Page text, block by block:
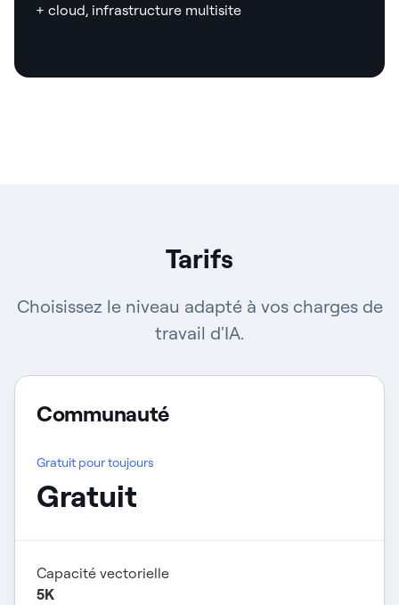
+ cloud, infrastructure multisite
Tarifs
Choisissez le niveau adapté à vos charges de
travail d'IA.
Communauté
Gratuit pour toujours
Gratuit
Capacité vectorielle
5K